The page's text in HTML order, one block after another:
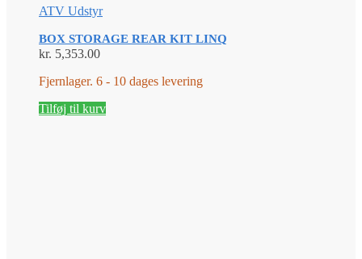
ATV Udstyr
BOX STORAGE REAR KIT LINQ
kr. 5,353.00
Fjernlager. 6 - 10 dages levering
Tilføj til kurv